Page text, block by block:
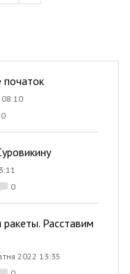
0
0
Расставим
2022 13:35